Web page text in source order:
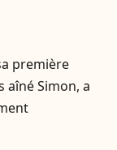
première
aîné Simon, a